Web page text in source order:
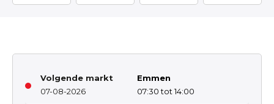
Volgende markt
07-08-2026
Emmen
07:30 tot 14:00